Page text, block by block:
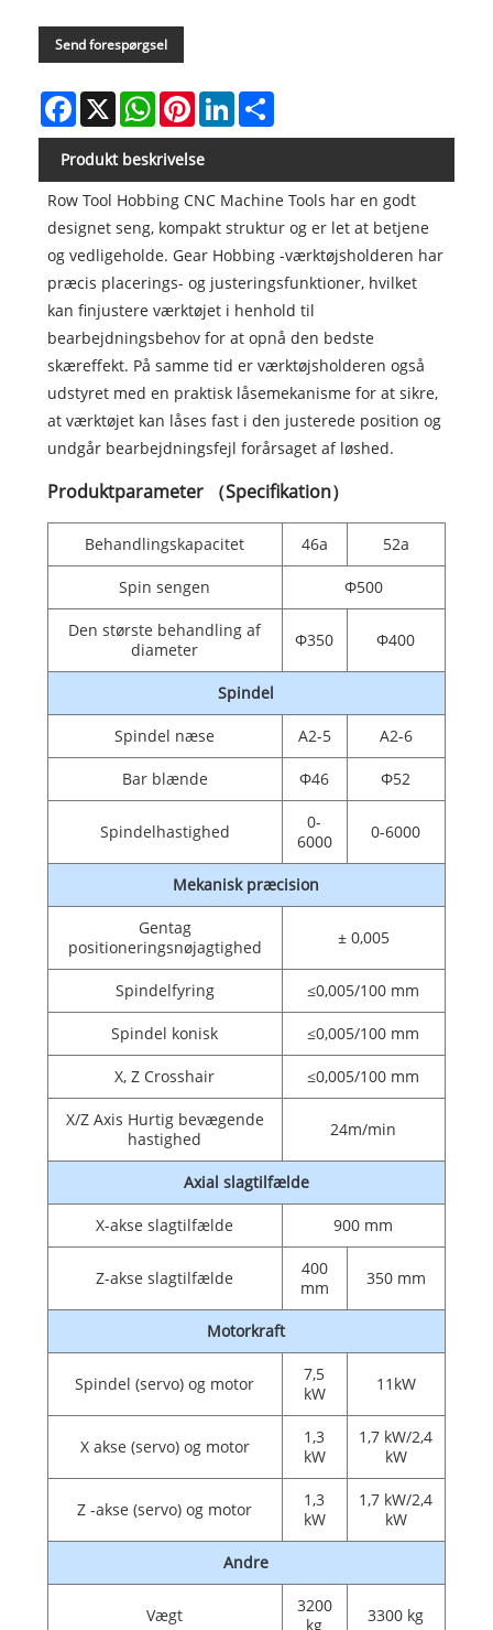
Send forespørgsel
Facebook
X WhatsAppPinterestLinkedIn
Produkt beskrivelse
Row Tool Hobbing CNC Machine Tools har en godt
designet seng, kompakt struktur og er let at betjene
og vedligeholde. Gear Hobbing -værktøjsholderen har
præcis placerings- og justeringsfunktioner, hvilket
kan finjustere værktøjet i henhold til
bearbejdningsbehov for at opnå den bedste
skæreffekt. På samme tid er værktøjsholderen også
udstyret med en praktisk låsemekanisme for at sikre,
at værktøjet kan låses fast i den justerede position og
undgår bearbejdningsfejl forårsaget af løshed.
Produktparameter （Specifikation）
Behandlingskapacitet 46a 52a
Spin sengen Φ500
Den største behandling af
diameter
Φ350 Φ400
Spindel
Spindel næse A2-5 A2-6
Bar blænde Φ46 Φ52
Spindelhastighed
0-
6000
0-6000
Mekanisk præcision
Gentag
positioneringsnøjagtighed
± 0,005
Spindelfyring ≤0,005/100 mm
Spindel konisk ≤0,005/100 mm
X, Z Crosshair ≤0,005/100 mm
X/Z Axis Hurtig bevægende
hastighed
24m/min
Axial slagtilfælde
X-akse slagtilfælde 900 mm
Z-akse slagtilfælde
400
mm
350 mm
Motorkraft
Spindel (servo) og motor
7,5
kW
11kW
X akse (servo) og motor
1,3
kW
1,7 kW/2,4
kW
Z -akse (servo) og motor
1,3
kW
1,7 kW/2,4
kW
Andre
Vægt
3200
kg
3300 kg